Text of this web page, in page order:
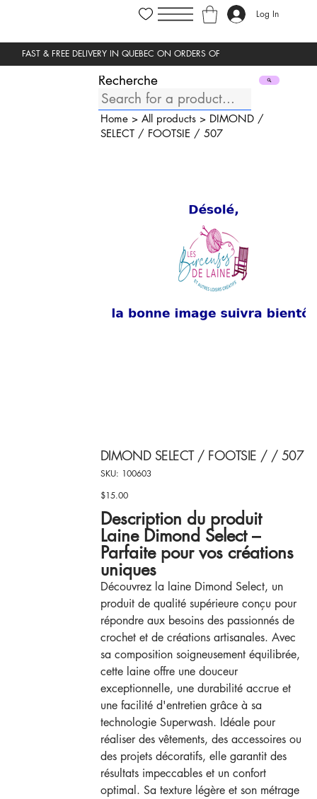
Log In
Recherche
Home> All products> DIMOND /
SELECT / FOOTSIE / 507
DIMOND SELECT / FOOTSIE / / 507
SKU:
SKU
100603
100603
Price
$15.00
Description du produit
Laine Dimond Select –
Parfaite pour vos créations
uniques
Découvrez la laine Dimond Select, un
produit de qualité supérieure conçu pour
répondre aux besoins des passionnés de
crochet et de créations artisanales. Avec
sa composition soigneusement équilibrée,
cette laine offre une douceur
exceptionnelle, une durabilité accrue et
une facilité d'entretien grâce à sa
technologie Superwash. Idéale pour
réaliser des vêtements, des accessoires ou
des projets décoratifs, elle garantit des
résultats impeccables et un confort
optimal. Sa texture légère et son métrage